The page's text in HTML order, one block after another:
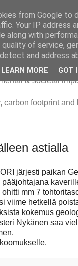
& societal
carbon footprint
astialla
järjesti paikan
mm 7
viime hetkellä
kokemus
Nykänen saa
from Google to
Your IP address
along with
of service,
and address
LEARN MORE GOT